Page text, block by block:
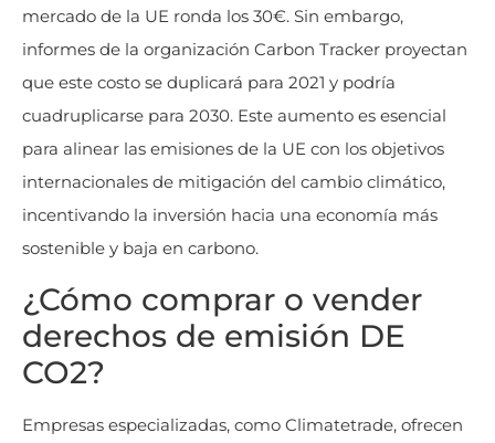
mercado de la UE ronda los 30€. Sin embargo,
informes de la organización Carbon Tracker proyectan
que este costo se duplicará para 2021 y podría
cuadruplicarse para 2030. Este aumento es esencial
para alinear las emisiones de la UE con los objetivos
internacionales de mitigación del cambio climático,
incentivando la inversión hacia una economía más
sostenible y baja en carbono.
¿Cómo comprar o vender
derechos de emisión DE
CO2?
Empresas especializadas, como Climatetrade, ofrecen